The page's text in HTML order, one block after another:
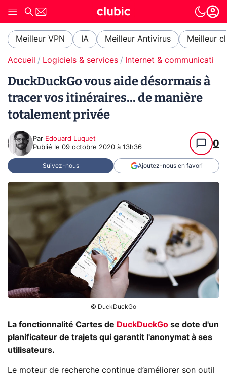
Meilleur VPN IA Meilleur Antivirus Meilleur
Accueil Logiciels & services Internet & communication
DuckDuckGo vous aide désormais à
tracer vos itinéraires... de manière
totalement privée
Par Edouard Luquet
Publié le 09 octobre 2020 à 13h36 0
Suivez-nous Ajoutez-nous en favori
© DuckDuckGo
La fonctionnalité Cartes de DuckDuckGo se dote d'un
planificateur de trajets qui garantit l'anonymat à ses
utilisateurs.
Le moteur de recherche continue d’améliorer son outil